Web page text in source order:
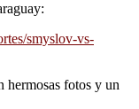
smyslov-vs-
hermosas fotos y un